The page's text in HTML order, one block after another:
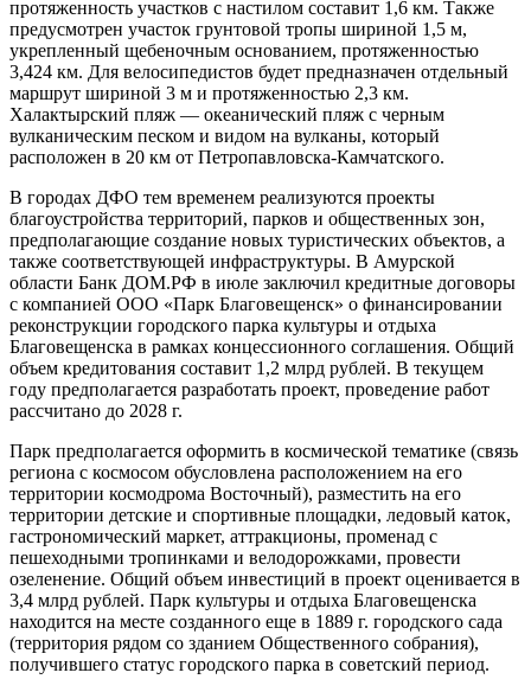
протяженность участков с настилом составит 1,6 км. Также
предусмотрен участок грунтовой тропы шириной 1,5 м,
укрепленный щебеночным основанием, протяженностью
3,424 км. Для велосипедистов будет предназначен отдельный
маршрут шириной 3 м и протяженностью 2,3 км.
Халактырский пляж — океанический пляж с черным
вулканическим песком и видом на вулканы, который
расположен в 20 км от Петропавловска-Камчатского.
В городах ДФО тем временем реализуются проекты
благоустройства территорий, парков и общественных зон,
предполагающие создание новых туристических объектов, а
также соответствующей инфраструктуры. В Амурской
области Банк ДОМ.РФ в июле заключил кредитные договоры
с компанией ООО «Парк Благовещенск» о финансировании
реконструкции городского парка культуры и отдыха
Благовещенска в рамках концессионного соглашения. Общий
объем кредитования составит 1,2 млрд рублей. В текущем
году предполагается разработать проект, проведение работ
рассчитано до 2028 г.
Парк предполагается оформить в космической тематике (связь
региона с космосом обусловлена расположением на его
территории космодрома Восточный), разместить на его
территории детские и спортивные площадки, ледовый каток,
гастрономический маркет, аттракционы, променад с
пешеходными тропинками и велодорожками, провести
озеленение. Общий объем инвестиций в проект оценивается в
3,4 млрд рублей. Парк культуры и отдыха Благовещенска
находится на месте созданного еще в 1889 г. городского сада
(территория рядом со зданием Общественного собрания),
получившего статус городского парка в советский период.